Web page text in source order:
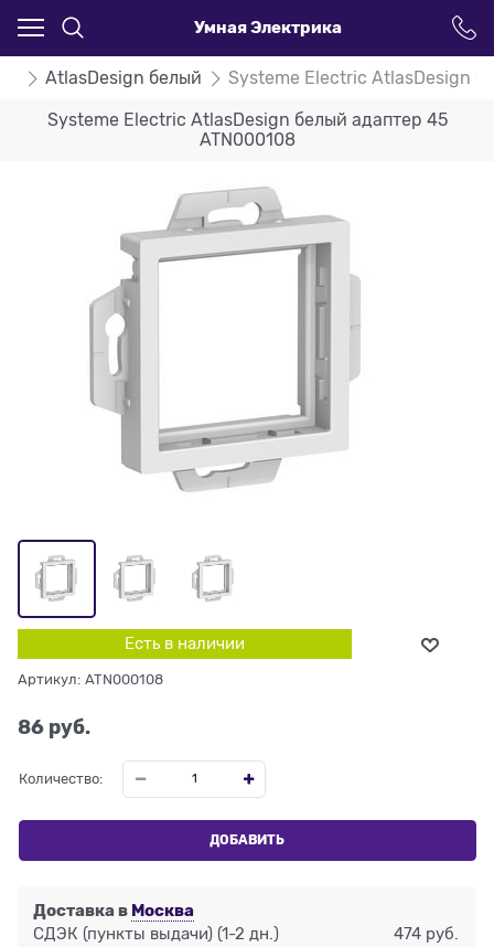
Умная Электрика
AtlasDesign белый Systeme Electric AtlasDesign
Systeme Electric AtlasDesign белый адаптер 45
ATN000108
Есть в наличии
Артикул: ATN000108
86 руб.
Количество:
ДОБАВИТЬ
Доставка в Москва
СДЭК (пункты выдачи) (1-2 дн.) 474 руб.